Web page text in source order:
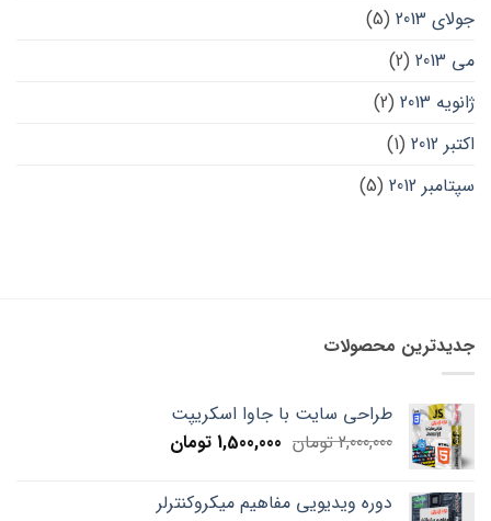
جولای 2013
(5)
می 2013
(2)
ژانویه 2013
(2)
اکتبر 2012
(1)
سپتامبر 2012
(5)
جدیدترین محصولات
طراحی سایت با جاوا اسکریپت
2,000,000 تومان Original
2,000,000 تومان.
1,500,000 تومانCurrent
1,500,000 تومان.دوره ویدیویی مفاهیم میکروکنترلر